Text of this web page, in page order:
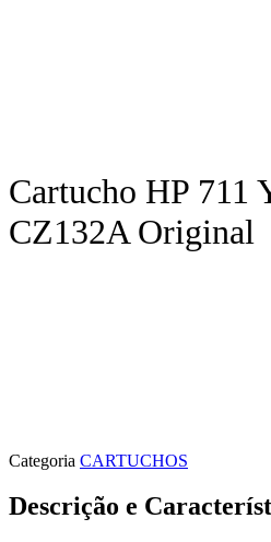
Cartucho HP 711
CZ132A Original
Categoria CARTUCHOS
Descrição e